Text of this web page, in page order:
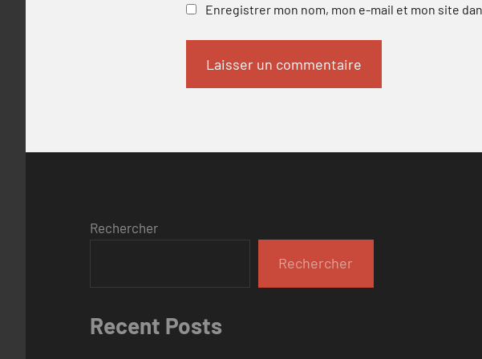
Enregistrer mon nom, mon e-mail et mon site
Rechercher
Rechercher
Recent Posts